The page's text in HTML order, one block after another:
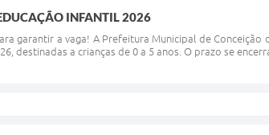
INFANTIL 2026
garantir a vaga! A Prefeitura Municipal de
destinadas a crianças de 0 a 5 anos. O prazo se